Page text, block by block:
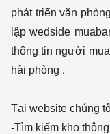
phát triển văn
lập wedside
thông tin người
hải phòng .
Tại website chúng
-Tìm kiếm kho